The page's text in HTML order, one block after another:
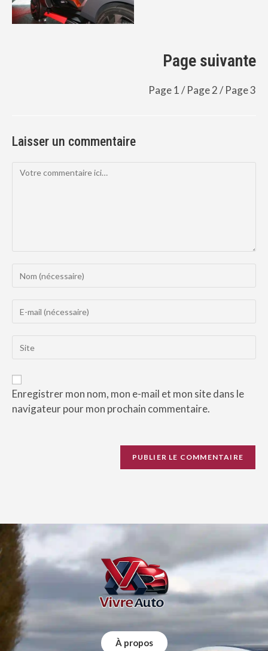
Page suivante
Page 1/ Page 2 /Page 3
Laisser un commentaire
Enregistrer mon nom, mon e-mail et mon site dans le
navigateur pour mon prochain commentaire.
À propos